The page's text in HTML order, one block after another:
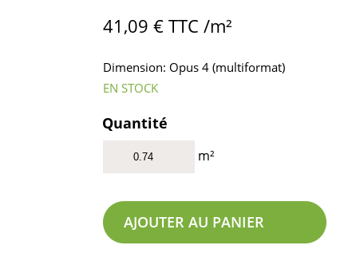
41,09 € TTC /m²
Dimension: Opus 4 (multiformat)
EN STOCK
Quantité
m²
AJOUTER AU PANIER